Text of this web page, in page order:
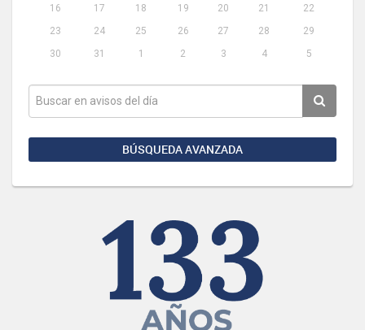
16
17 18 19 20 21
22
23
24 25 26 27 28
29
30
31 1 2 3 4 5
BÚSQUEDA AVANZADA